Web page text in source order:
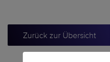
Zurück zur Übersicht